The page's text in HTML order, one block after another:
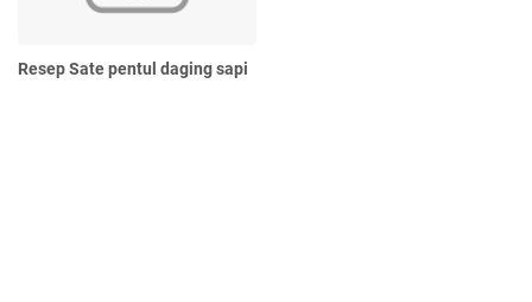
Resep Sate pentul daging sapi